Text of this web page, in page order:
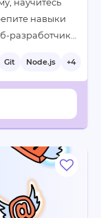
навыки
разработчик…
Git Node.js +4